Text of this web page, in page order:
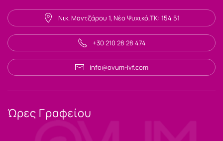
Νικ. Μαντζάρου 1, Νέο Ψυχικό,ΤΚ: 154 51
+30 210 28 28 474
info@ovum-ivf.com
Ώρες Γραφείου